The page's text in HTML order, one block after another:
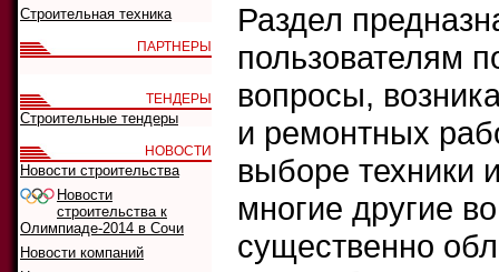
Раздел
пользователям
вопросы,
и ремонтных
выборе
многие другие
существенно
Строительная техника
ПАРТНЕРЫ
ТЕНДЕРЫ
Строительные тендеры
НОВОСТИ
Новости строительства
Новости
строительства к
Олимпиаде-2014 в Сочи
Новости компаний